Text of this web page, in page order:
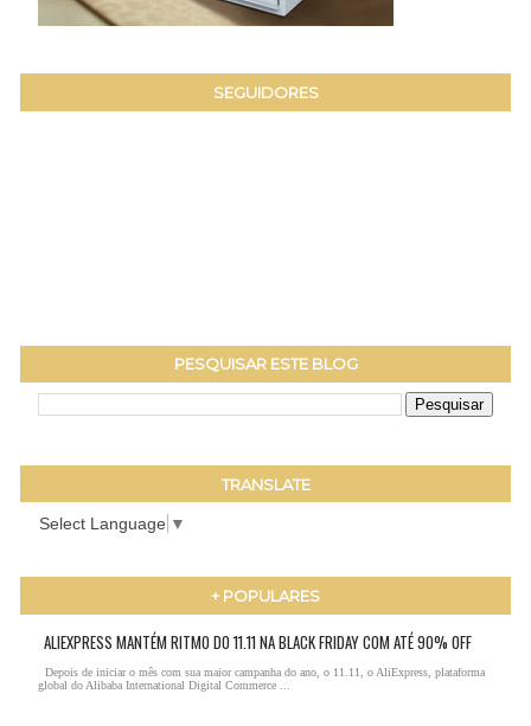
SEGUIDORES
PESQUISAR ESTE BLOG
TRANSLATE
Select Language ▼
+ POPULARES
ALIEXPRESS MANTÉM RITMO DO 11.11 NA BLACK FRIDAY COM ATÉ 90% OFF
Depois de iniciar o mês com sua maior campanha do ano, o 11.11, o AliExpress, plataforma
global do Alibaba International Digital Commerce ...